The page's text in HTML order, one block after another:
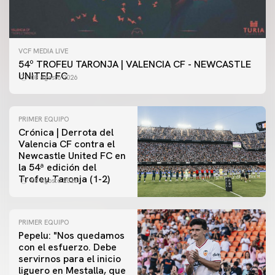
VCF MEDIA LIVE
54º TROFEU TARONJA | VALENCIA CF - NEWCASTLE
UNITED FC
08 agosto 2026
PRIMER EQUIPO
Crónica | Derrota del
Valencia CF contra el
Newcastle United FC en
la 54ª edición del
Trofeu Taronja (1-2)
08 agosto 2026
PRIMER EQUIPO
Pepelu: "Nos quedamos
con el esfuerzo. Debe
servirnos para el inicio
liguero en Mestalla, que
PRIMER EQUIPO